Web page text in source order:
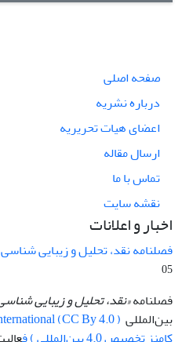
صفحه اصلی
درباره نشریه
اعضای هیات تحریریه
ارسال مقاله
تماس با ما
نقشه سایت
اخبار و اعلانات
فصلنامه نقد، تحلیل و زیبایی
05
فصلنامه«نقد، تحلیل و زیبایی
بین‌المللی